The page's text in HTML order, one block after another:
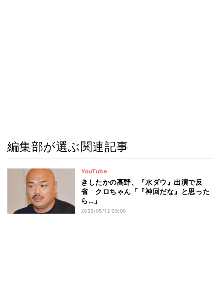
編集部が選ぶ関連記事
YouTube
きしたかの高野、『水ダウ』出演で反
省 クロちゃん「『神回だな』と思った
ら…」
2023/05/12 09:00